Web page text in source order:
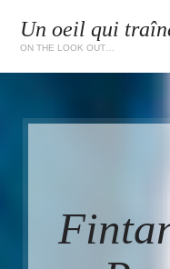
Un oeil qui
ON THE LOOK OUT…